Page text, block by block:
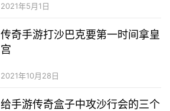
2021年5月1日
传奇手游打沙巴克要第一时间拿皇
宫
2021年10月28日
给手游传奇盒子中攻沙行会的三个